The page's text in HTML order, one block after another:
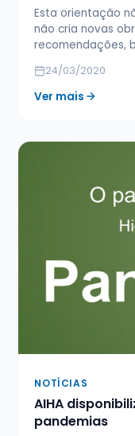
Esta orientação
não cria novas
recomendações,
24/03/2020
Ver mais
NOTÍCIAS
AIHA
pandemias